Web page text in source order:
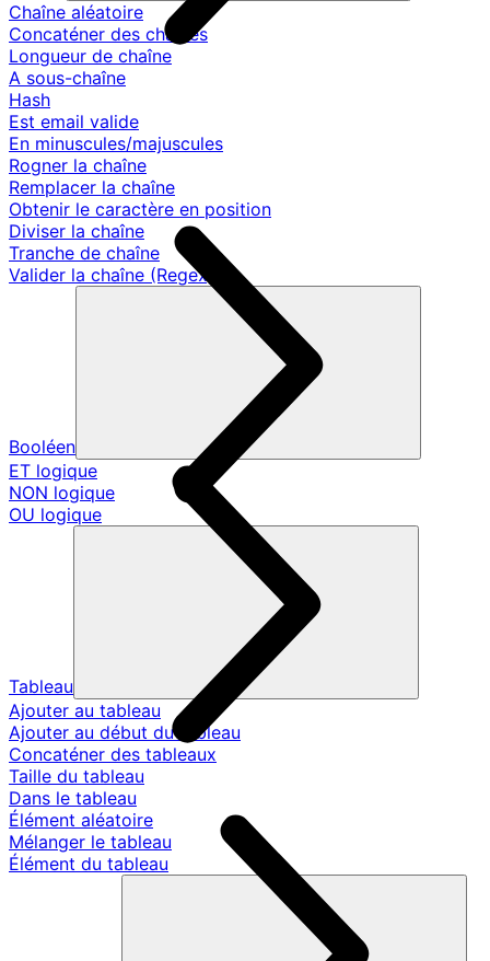
Chaîne aléatoire
Concaténer des chaînes
Longueur de chaîne
A sous-chaîne
Hash
Est email valide
En minuscules/majuscules
Rogner la chaîne
Remplacer la chaîne
Obtenir le caractère en position
Diviser la chaîne
Tranche de chaîne
Valider la chaîne (Regex)
Booléen
ET logique
NON logique
OU logique
Tableau
Ajouter au tableau
Ajouter au début du tableau
Concaténer des tableaux
Taille du tableau
Dans le tableau
Élément aléatoire
Mélanger le tableau
Élément du tableau